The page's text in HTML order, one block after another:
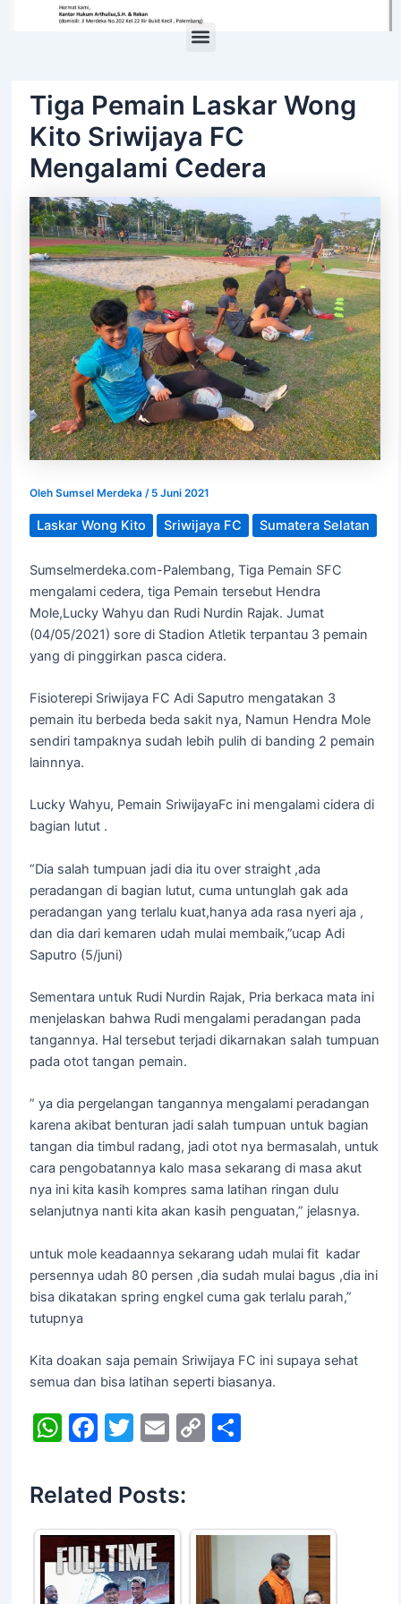
Tiga Pemain Laskar Wong
Kito Sriwijaya FC
Mengalami Cedera
Oleh Sumsel Merdeka / 5 Juni 2021
Laskar Wong Kito Sriwijaya FC Sumatera Selatan
Sumselmerdeka.com-Palembang, Tiga Pemain SFC
mengalami cedera, tiga Pemain tersebut Hendra
Mole,Lucky Wahyu dan Rudi Nurdin Rajak. Jumat
(04/05/2021) sore di Stadion Atletik terpantau 3 pemain
yang di pinggirkan pasca cidera.
Fisioterepi Sriwijaya FC Adi Saputro mengatakan 3
pemain itu berbeda beda sakit nya, Namun Hendra Mole
sendiri tampaknya sudah lebih pulih di banding 2 pemain
lainnnya.
Lucky Wahyu, Pemain SriwijayaFc ini mengalami cidera di
bagian lutut .
“Dia salah tumpuan jadi dia itu over straight ,ada
peradangan di bagian lutut, cuma untunglah gak ada
peradangan yang terlalu kuat,hanya ada rasa nyeri aja ,
dan dia dari kemaren udah mulai membaik,”ucap Adi
Saputro (5/juni)
Sementara untuk Rudi Nurdin Rajak, Pria berkaca mata ini
menjelaskan bahwa Rudi mengalami peradangan pada
tangannya. Hal tersebut terjadi dikarnakan salah tumpuan
pada otot tangan pemain.
” ya dia pergelangan tangannya mengalami peradangan
karena akibat benturan jadi salah tumpuan untuk bagian
tangan dia timbul radang, jadi otot nya bermasalah, untuk
cara pengobatannya kalo masa sekarang di masa akut
nya ini kita kasih kompres sama latihan ringan dulu
selanjutnya nanti kita akan kasih penguatan,” jelasnya.
untuk mole keadaannya sekarang udah mulai fit kadar
persennya udah 80 persen ,dia sudah mulai bagus ,dia ini
bisa dikatakan spring engkel cuma gak terlalu parah,”
tutupnya
Kita doakan saja pemain Sriwijaya FC ini supaya sehat
semua dan bisa latihan seperti biasanya.
W
at
s
A
p
F
c
e
b
o
T
itt
er
E
ai
l
C
Li
S
Related Posts: